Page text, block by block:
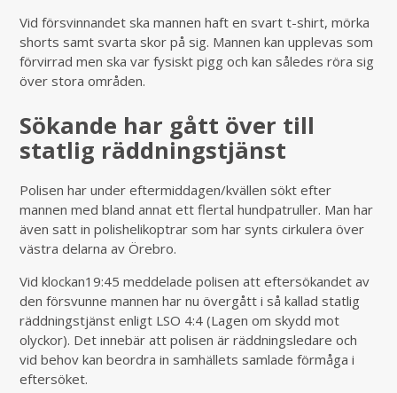
Vid försvinnandet ska mannen haft en svart t-shirt, mörka
shorts samt svarta skor på sig. Mannen kan upplevas som
förvirrad men ska var fysiskt pigg och kan således röra sig
över stora områden.
Sökande har gått över till
statlig räddningstjänst
Polisen har under eftermiddagen/kvällen sökt efter
mannen med bland annat ett flertal hundpatruller. Man har
även satt in polishelikoptrar som har synts cirkulera över
västra delarna av Örebro.
Vid klockan19:45 meddelade polisen att eftersökandet av
den försvunne mannen har nu övergått i så kallad statlig
räddningstjänst enligt LSO 4:4 (Lagen om skydd mot
olyckor). Det innebär att polisen är räddningsledare och
vid behov kan beordra in samhällets samlade förmåga i
eftersöket.